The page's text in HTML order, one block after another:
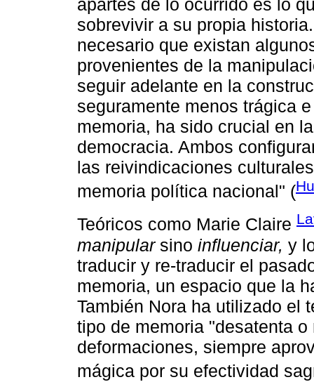
apartes de lo ocurrido es lo
sobrevivir a su propia
necesario que existan
provenientes de la
seguir adelante en la
seguramente menos trágica
memoria, ha sido crucial en
democracia. Ambos
las reivindicaciones
memoria política nacional" (
Teóricos como Marie Claire
manipularsino influenciar, y
traducir y re-traducir el
memoria, un espacio que la
También Nora ha utilizado el
tipo de memoria "desatenta
deformaciones, siempre
mágica por su efectividad